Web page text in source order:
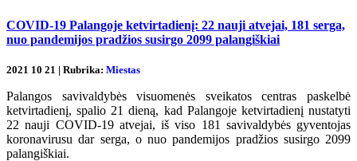
COVID-19 Palangoje ketvirtadienį: 22 nauji atvejai, 181 serga,
nuo pandemijos pradžios susirgo 2099 palangiškiai
2021 10 21 | Rubrika: Miestas
Palangos savivaldybės visuomenės sveikatos centras paskelbė
ketvirtadienį, spalio 21 dieną, kad Palangoje ketvirtadienį nustatyti
22 nauji COVID-19 atvejai, iš viso 181 savivaldybės gyventojas
koronavirusu dar serga, o nuo pandemijos pradžios susirgo 2099
palangiškiai.